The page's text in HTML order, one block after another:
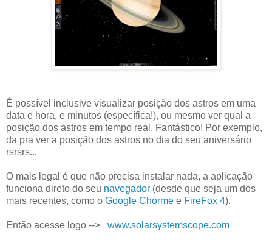
É possível inclusive visualizar posição dos astros em uma
data e hora, e minutos (específica!), ou mesmo ver qual a
posição dos astros em tempo real. Fantástico! Por exemplo,
da pra ver a posição dos astros no dia do seu aniversário
rsrsrs...
O mais legal é que não precisa instalar nada, a aplicação
funciona direto do seu navegador (desde que seja um dos
mais recentes, como o Google Chorme e FireFox 4).
Então acesse logo --> www.solarsystemscope.com